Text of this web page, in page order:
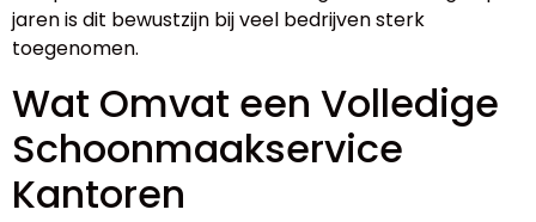
jaren is dit bewustzijn bij veel bedrijven sterk
toegenomen.
Wat Omvat een Volledige
Schoonmaakservice
Kantoren